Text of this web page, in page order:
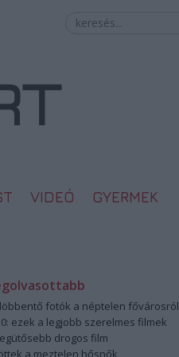
VIDEÓ GYERMEK
fotók a néptelen fővárosról
ezek a legjobb szerelmes filmek
drogos film
a meztelen hősnők